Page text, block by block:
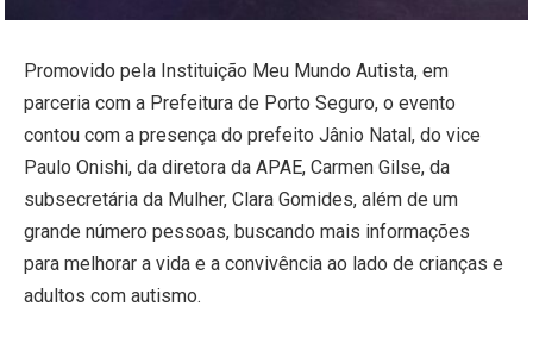
Promovido pela Instituição Meu Mundo Autista, em
parceria com a Prefeitura de Porto Seguro, o evento
contou com a presença do prefeito Jânio Natal, do vice
Paulo Onishi, da diretora da APAE, Carmen Gilse, da
subsecretária da Mulher, Clara Gomides, além de um
grande número pessoas, buscando mais informações
para melhorar a vida e a convivência ao lado de crianças e
adultos com autismo.